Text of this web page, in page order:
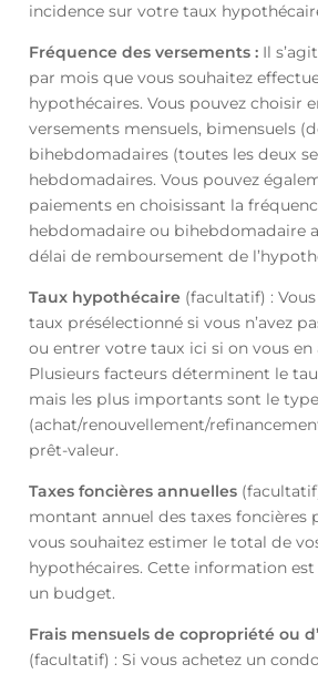
incidence sur votre taux
Fréquence des versements :Il
par mois que vous souhaitez
hypothécaires. Vous pouvez choisir
versements mensuels, bimensuels
bihebdomadaires (toutes les deux
hebdomadaires. Vous pouvez
paiements en choisissant la
hebdomadaire ou bihebdomadaire
délai de remboursement de
Taux hypothécaire (facultatif) :
taux présélectionné si vous n’avez
ou entrer votre taux ici si on vous en
Plusieurs facteurs déterminent le
mais les plus importants sont le
(achat/renouvellement/
prêt-valeur.
Taxes foncières annuelles
montant annuel des taxes foncières
vous souhaitez estimer le total de
hypothécaires. Cette information
un budget.
Frais mensuels de copropriété ou
(facultatif) : Si vous achetez un